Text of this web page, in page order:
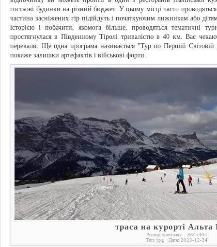
гостьові будинки на різний бюджет. У цьому місці часто
частина засніжених гір підійдуть і початкуючим лижникам або
історією і побачити, якомога більше, проводяться тематичні
простягнулася в Південному Тіролі тривалістю в 40 км. Вас
перевали. Ще одна програма називається "Тур по Першій Світовій
покаже залишки артефактів і військові форти.
траса на курорті Альта
Розмір оригіналу: 864x404
Тип: jpg Дата: 2023-12-24